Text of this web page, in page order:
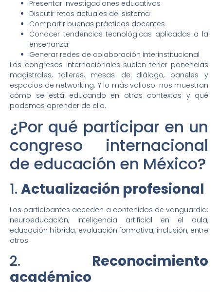
Presentar investigaciones educativas
Discutir retos actuales del sistema
Compartir buenas prácticas docentes
Conocer tendencias tecnológicas aplicadas a la
enseñanza
Generar redes de colaboración interinstitucional
Los congresos internacionales suelen tener ponencias
magistrales, talleres, mesas de diálogo, paneles y
espacios de networking. Y lo más valioso: nos muestran
cómo se está educando en otros contextos y qué
podemos aprender de ello.
¿Por qué participar en un
congreso internacional
de educación en México?
1. Actualización profesional
Los participantes acceden a contenidos de vanguardia:
neuroeducación, inteligencia artificial en el aula,
educación híbrida, evaluación formativa, inclusión, entre
otros.
2. Reconocimiento
académico